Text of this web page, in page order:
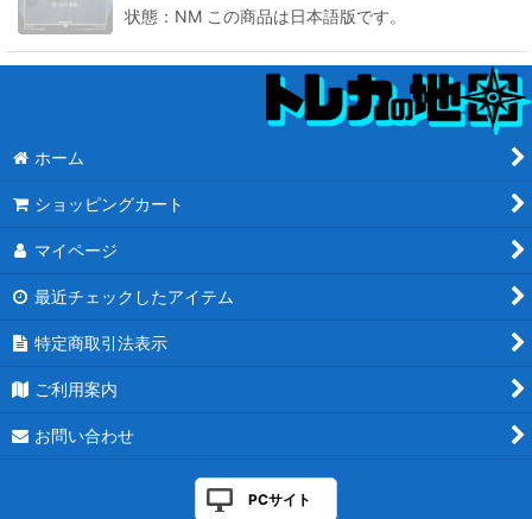
状態：NM この商品は日本語版です。
ホーム
ショッピングカート
マイページ
最近チェックしたアイテム
特定商取引法表示
ご利用案内
お問い合わせ
PCサイト